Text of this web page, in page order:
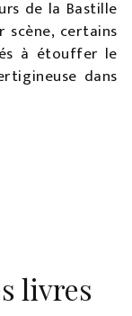
de la Bastille
scène, certains
à étouffer le
dans
livres